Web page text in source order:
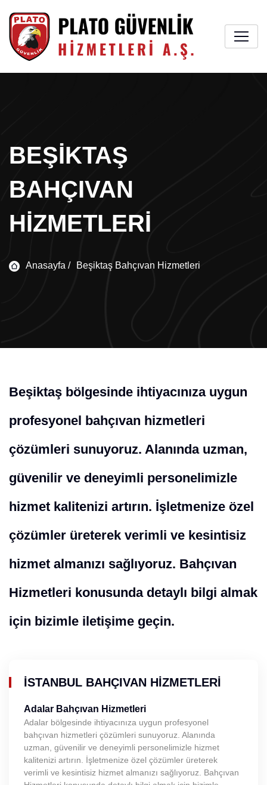
BEŞIKTAŞ
BAHÇIVAN
HIZMETLERI
Anasayfa / Beşiktaş Bahçıvan Hizmetleri
Beşiktaş bölgesinde ihtiyacınıza uygun
profesyonel bahçıvan hizmetleri
çözümleri sunuyoruz. Alanında uzman,
güvenilir ve deneyimli personelimizle
hizmet kalitenizi artırın. İşletmenize özel
çözümler üreterek verimli ve kesintisiz
hizmet almanızı sağlıyoruz. Bahçıvan
Hizmetleri konusunda detaylı bilgi almak
için bizimle iletişime geçin.
İSTANBUL BAHÇIVAN HIZMETLERI
Adalar Bahçıvan Hizmetleri
Adalar bölgesinde ihtiyacınıza uygun profesyonel
bahçıvan hizmetleri çözümleri sunuyoruz. Alanında
uzman, güvenilir ve deneyimli personelimizle hizmet
kalitenizi artırın. İşletmenize özel çözümler üreterek
verimli ve kesintisiz hizmet almanızı sağlıyoruz. Bahçıvan